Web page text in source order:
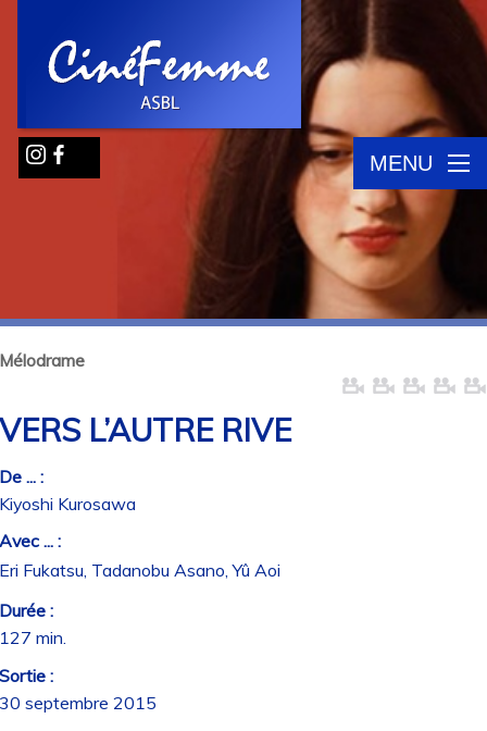
MENU
L’AUTRE RIVE
... :
Kurosawa
... :
Fukatsu, Tadanobu Asano, Yû Aoi
:
min.
:
septembre 2015